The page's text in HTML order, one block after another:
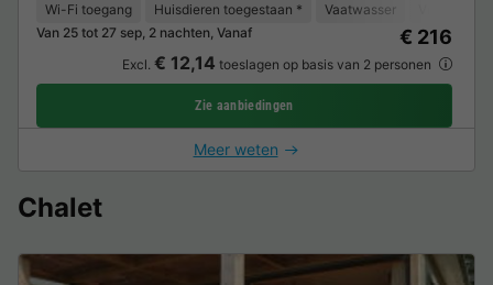
Wi-Fi toegang Huisdieren toegestaan * Vaatwasser
Van 25 tot 27 sep, 2 nachten, Vanaf
€ 216
Excl. € 12,14 toeslagen op basis van 2 personen
Zie aanbiedingen
Meer weten
Chalet